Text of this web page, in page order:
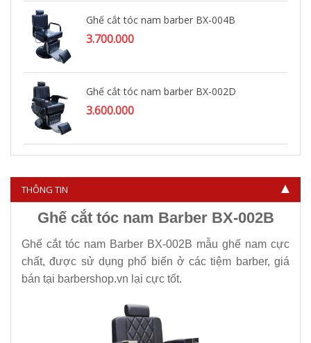
Ghế cắt tóc nam barber BX-004B
3.700.000
Ghế cắt tóc nam barber BX-002D
3.600.000
4.500.000
THÔNG TIN
Ghế cắt tóc nam Barber BX-002B
Ghế cắt tóc nam Barber BX-002B mẫu ghế nam cực
chất, được sử dụng phổ biến ở các tiệm barber, giá
bán tại barbershop.vn lại cực tốt.